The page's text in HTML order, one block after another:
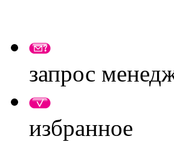
запрос
избранное